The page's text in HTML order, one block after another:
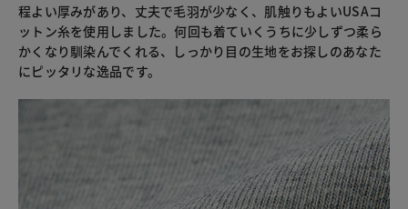
程よい厚みがあり、丈夫で毛羽が少なく、肌触りもよいUSAコ
ットン糸を使用しました。何回も着ていくうちに少しずつ柔ら
かくなり馴染んでくれる、しっかり目の生地をお探しのあなた
にピッタリな逸品です。